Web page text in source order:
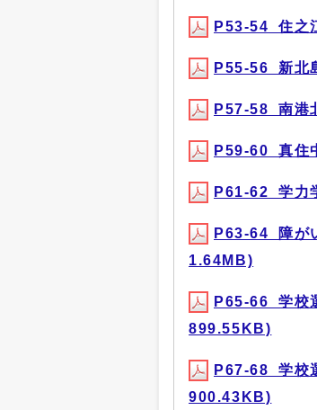
P53-54_住之
P55-56_新北
P57-58_南港
P59-60_真住
P61-62_学力
P63-64_障が
1.64MB)
P65-66_学校
899.55KB)
P67-68_学校
900.43KB)